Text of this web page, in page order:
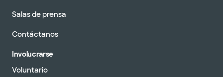
Salas de prensa
Contáctanos
Involucrarse
Voluntario